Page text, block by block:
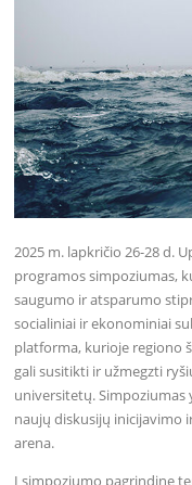
2025 m. lapkričio 26-28 d.
programos simpoziumas,
saugumo ir atsparumo
socialiniai ir ekonominiai
platforma, kurioje regiono
gali susitikti ir užmegzti
universitetų.
naujų diskusijų inicijavimo
arena.
Į simpoziumo pagrindinę